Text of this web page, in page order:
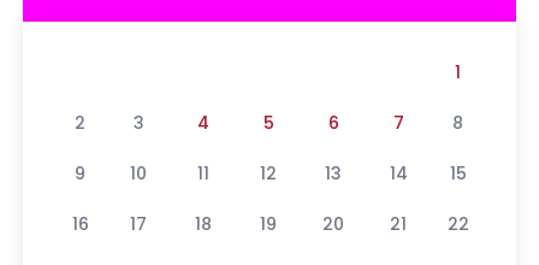
1
2 3 4 5 6 7 8
9 10 11 12 13 14 15
16 17 18 19 20 21 22